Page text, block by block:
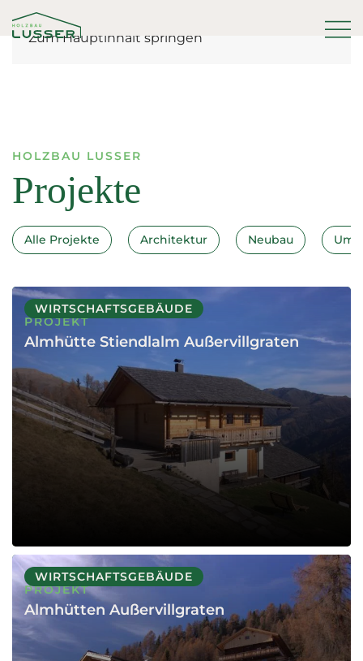
Zum Hauptinhalt springen
HOLZBAU LUSSER
Projekte
Alle Projekte Architektur Neubau
PROJEKT
Almhütte Stiendlalm Außervillgraten
WIRTSCHAFTSGEBÄUDE
PROJEKT
Almhütten Außervillgraten
WIRTSCHAFTSGEBÄUDE